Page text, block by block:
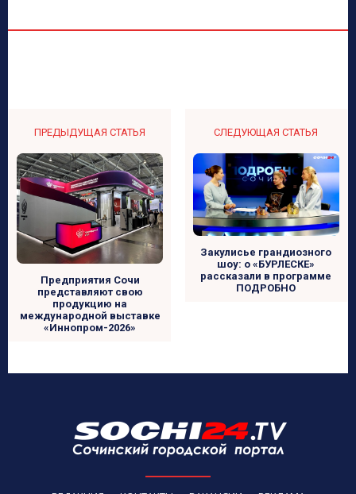
ПРЕДЫДУЩАЯ СТАТЬЯ
Предприятия Сочи
представляют свою
продукцию на
международной выставке
«Иннопром-2026»
СЛЕДУЮЩАЯ СТАТЬЯ
Закулисье грандиозного
шоу: о «БУРЛЕСКЕ»
рассказали в программе
ПОДРОБНО